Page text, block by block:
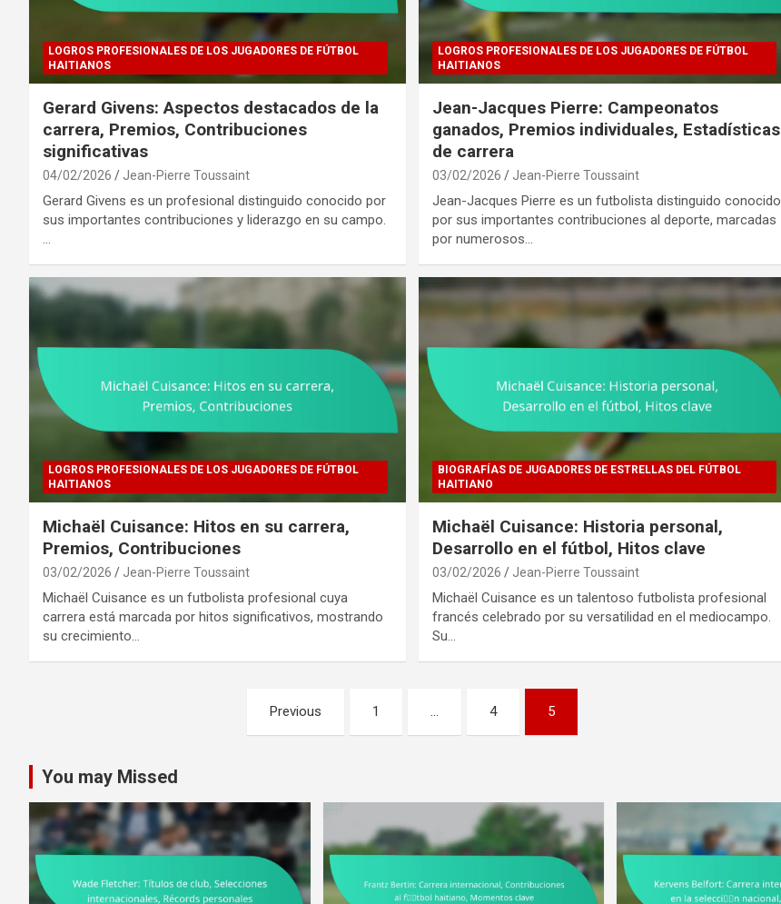
LOGROS PROFESIONALES DE LOS JUGADORES DE FÚTBOL
HAITIANOS
Gerard Givens: Aspectos destacados de la
carrera, Premios, Contribuciones
significativas
04/02/2026 Jean-Pierre Toussaint
Gerard Givens es un profesional distinguido conocido por
sus importantes contribuciones y liderazgo en su campo.
LOGROS PROFESIONALES DE LOS JUGADORES DE FÚTBOL
HAITIANOS
Jean-Jacques Pierre: Campeonatos
ganados, Premios individuales, Estadísticas
de carrera
03/02/2026 Jean-Pierre Toussaint
Jean-Jacques Pierre es un futbolista distinguido conocido
por sus importantes contribuciones al deporte, marcadas
por numerosos…
LOGROS PROFESIONALES DE LOS JUGADORES DE FÚTBOL
HAITIANOS
Michaël Cuisance: Hitos en su carrera,
Premios, Contribuciones
03/02/2026 Jean-Pierre Toussaint
Michaël Cuisance es un futbolista profesional cuya
carrera está marcada por hitos significativos, mostrando
su crecimiento…
BIOGRAFÍAS DE JUGADORES DE ESTRELLAS DEL FÚTBOL
HAITIANO
Michaël Cuisance: Historia personal,
Desarrollo en el fútbol, Hitos clave
03/02/2026 Jean-Pierre Toussaint
Michaël Cuisance es un talentoso futbolista profesional
francés celebrado por su versatilidad en el mediocampo.
Su…
Previous 1 … 4 5
You may Missed